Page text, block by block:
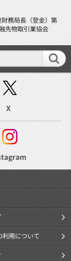
融先物取引業協会
X
用について